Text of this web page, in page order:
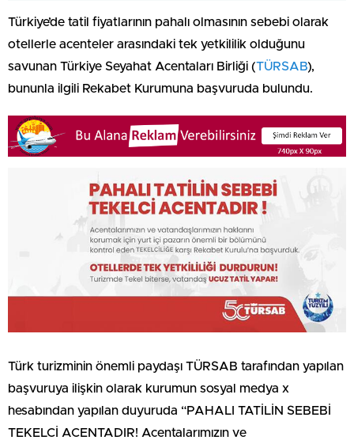
Türkiye’de tatil fiyatlarının pahalı olmasının sebebi olarak
otellerle acenteler arasındaki tek yetkililik olduğunu
savunan Türkiye Seyahat Acentaları Birliği (TÜRSAB),
bununla ilgili Rekabet Kurumuna başvuruda bulundu.
Türk turizminin önemli paydaşı TÜRSAB tarafından yapılan
başvuruya ilişkin olarak kurumun sosyal medya x
hesabından yapılan duyuruda “PAHALI TATİLİN SEBEBİ
TEKELCİ ACENTADIR! Acentalarımızın ve